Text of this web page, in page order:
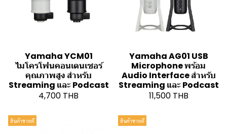
Yamaha YCM01
ไมโครโฟนคอนเดนเซอร์
คุณภาพสูง สำหรับ
Streaming และ Podcast
4,700 THB
Yamaha AG01 USB
Microphone พร้อม
Audio Interface สำหรับ
Streaming และ Podcast
11,500 THB
สินค้าขายดี สินค้าขายดี